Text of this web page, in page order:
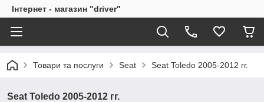
Інтернет - магазин "driver"
Товари та послуги Seat Seat Toledo 2005-2012 гг.
Seat Toledo 2005-2012 гг.